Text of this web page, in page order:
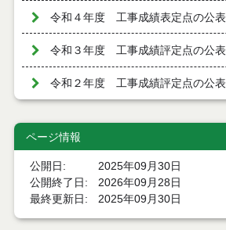
令和４年度 工事成績表定点の公表
令和３年度 工事成績評定点の公表
令和２年度 工事成績評定点の公表
ページ情報
公開日
2025年09月30日
公開終了日
2026年09月28日
最終更新日
2025年09月30日